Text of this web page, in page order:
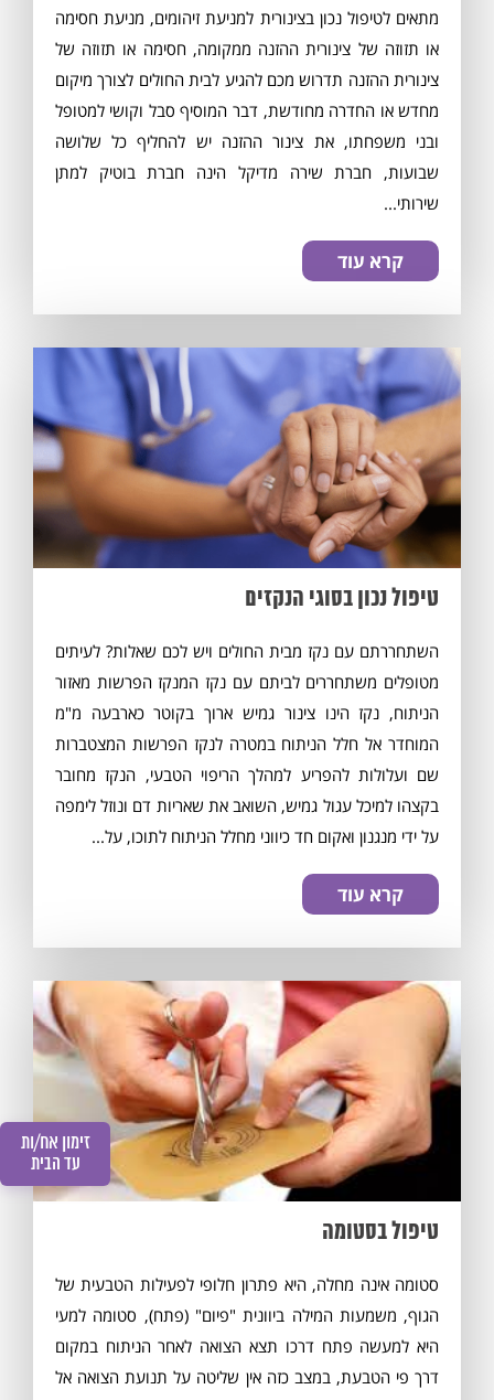
מתאים לטיפול נכון בצינורית למניעת זיהומים, מניעת חסימה
או תזוזה של צינורית ההזנה ממקומה, חסימה או תזוזה של
צינורית ההזנה תדרוש מכם להגיע לבית החולים לצורך מיקום
מחדש או החדרה מחודשת, דבר המוסיף סבל וקושי למטופל
ובני משפחתו, את צינור ההזנה יש להחליף כל שלושה
שבועות, חברת שירה מדיקל הינה חברת בוטיק למתן
שירותי...
קרא עוד
טיפול נכון בסוגי הנקזים
השתחררתם עם נקז מבית החולים ויש לכם שאלות? לעיתים
מטופלים משתחררים לביתם עם נקז המנקז הפרשות מאזור
הניתוח, נקז הינו צינור גמיש ארוך בקוטר כארבעה מ"מ
המוחדר אל חלל הניתוח במטרה לנקז הפרשות המצטברות
שם ועלולות להפריע למהלך הריפוי הטבעי, הנקז מחובר
בקצהו למיכל עגול גמיש, השואב את שאריות דם ונוזל לימפה
על ידי מנגנון ואקום חד כיווני מחלל הניתוח לתוכו, על...
קרא עוד
טיפול בסטומה
סטומה אינה מחלה, היא פתרון חלופי לפעילות הטבעית של
הגוף, משמעות המילה ביוונית "פיום" (פתח), סטומה למעי
היא למעשה פתח דרכו תצא הצואה לאחר הניתוח במקום
דרך פי הטבעת, במצב כזה אין שליטה על תנועת הצואה אל
זימון אח/ות
עד הבית
מסכים/ה לתנאי התקנון